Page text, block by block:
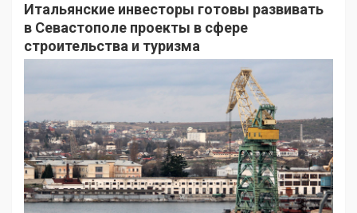
Итальянские инвесторы готовы развивать
в Севастополе проекты в сфере
строительства и туризма